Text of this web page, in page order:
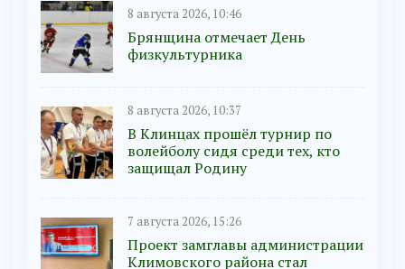
8 августа 2026, 10:46
Брянщина отмечает День
физкультурника
8 августа 2026, 10:37
В Клинцах прошёл турнир по
волейболу сидя среди тех, кто
защищал Родину
7 августа 2026, 15:26
Проект замглавы администрации
Климовского района стал